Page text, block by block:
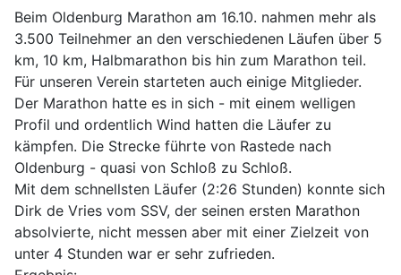
Beim Oldenburg Marathon am 16.10. nahmen mehr als
3.500 Teilnehmer an den verschiedenen Läufen über 5
km, 10 km, Halbmarathon bis hin zum Marathon teil.
Für unseren Verein starteten auch einige Mitglieder.
Der Marathon hatte es in sich - mit einem welligen
Profil und ordentlich Wind hatten die Läufer zu
kämpfen. Die Strecke führte von Rastede nach
Oldenburg - quasi von Schloß zu Schloß.
Mit dem schnellsten Läufer (2:26 Stunden) konnte sich
Dirk de Vries vom SSV, der seinen ersten Marathon
absolvierte, nicht messen aber mit einer Zielzeit von
unter 4 Stunden war er sehr zufrieden.